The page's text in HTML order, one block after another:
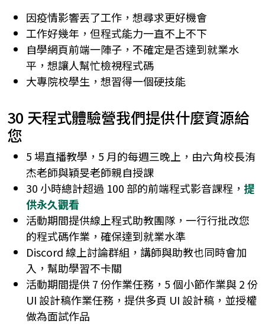
React 作品實戰
Vue 作品實戰班
AI 開發進化營
🔥
HTML、CSS 開
發網站
jQuery 打造互動
性網頁效果
一變應萬變的響
應式網頁設計
Sass 實戰全攻略
Bootstrap 5 網頁
切版整合術
JavaScript 前端
修練全攻略
JavaScript 核心
網頁設計
UI 設計入門
HTML、CSS 開
發網站
jQuery 打造互動
性網頁效果
一變應萬變的響
應式網頁設計
Sass 實戰全攻略
Bootstrap 5 網頁
切版整合術
THE F2E JS 攻略
UI 設計
add
HTML、CSS 開
發網站
UI 設計入門
我們
2225881hexschool
因疫情影響丟了工作，想尋求更好機會
工作好幾年，但程式能力一直不上不下
自學網頁前端一陣子，不確定是否達到就業水
平，想讓人幫忙檢視程式碼
大專院校學生，想習得一個硬技能
30 天程式體驗營我們提供什麼資源給
您
5 場直播教學，5 月的每週三晚上，由六角校長洧
杰老師與穎旻老師親自授課
30 小時總計超過 100 部的前端程式影音課程， 提
供永久觀看
活動期間提供線上程式助教團隊，一行行批改您
的程式碼作業，確保達到就業水準
Discord 線上討論群組，講師與助教也同時會加
入，幫助學習不卡關
活動期間提供 7 份作業任務，5 個小節作業與 2 份
UI 設計稿作業任務，提供多頁 UI 設計稿，並授權
做為面試作品